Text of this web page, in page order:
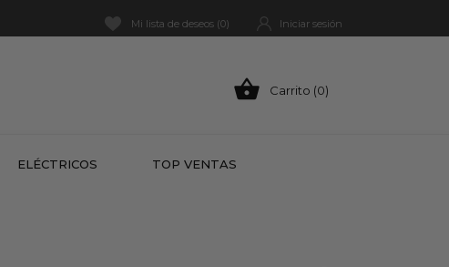
Mi lista de deseos (0) Iniciar sesión
 Carrito (0)
ELÉCTRICOS TOP VENTAS